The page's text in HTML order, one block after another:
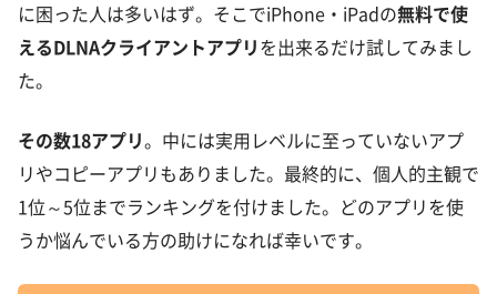
に困った人は多いはず。そこでiPhone・iPadの無料で使
えるDLNAクライアントアプリ を出来るだけ試してみまし
た。
その数18アプリ 。中には実用レベルに至っていないアプ
リやコピーアプリもありました。最終的に、個人的主観で
1位～5位までランキングを付けました。どのアプリを使
うか悩んでいる方の助けになれば幸いです。